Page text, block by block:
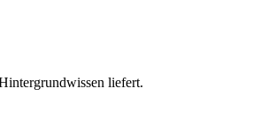
liefert.